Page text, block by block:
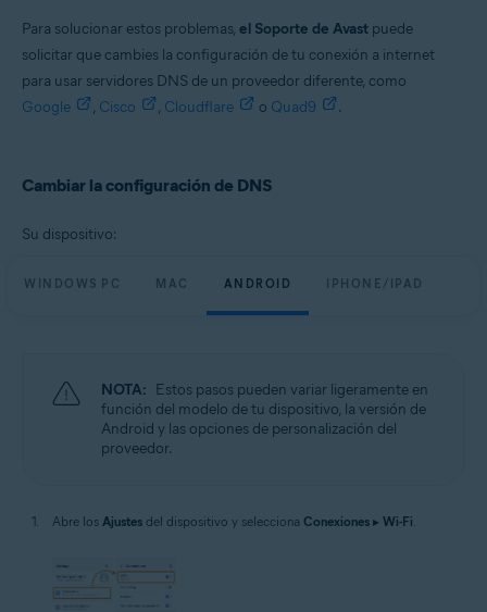
Para solucionar estos problemas, el Soporte de Avast puede
solicitar que cambies la configuración de tu conexión a internet
para usar servidores DNS de un proveedor diferente, como
Google
, Cisco , Cloudflare o Quad9 .
Cambiar la configuración de DNS
Su dispositivo:
WINDOWS PC MAC ANDROID IPHONE/IPAD
NOTA: Estos pasos pueden variar ligeramente en
función del modelo de tu dispositivo, la versión de
Android y las opciones de personalización del
proveedor.
Abre los Ajustes del dispositivo y selecciona Conexiones ▸ Wi-Fi.